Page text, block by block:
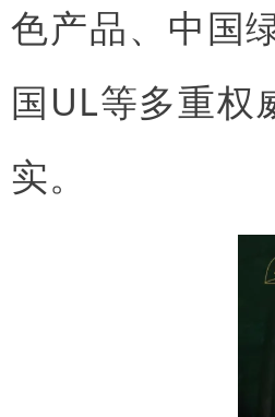
色产品、中国
国UL等多重权
实。